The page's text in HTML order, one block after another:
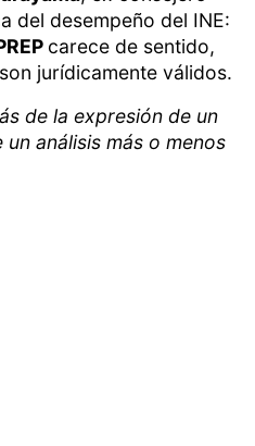
del desempeño del INE:
carece de sentido,
jurídicamente válidos.
de la expresión de un
análisis más o menos